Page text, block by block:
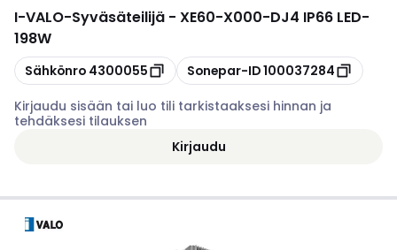
I-VALO-Syväsäteilijä - XE60-X000-DJ4 IP66 LED-
198W
Kopioi
Sähkönro 4300055 Kopioi
Sonepar-ID100037284
Kirjaudu sisään tai luo tili tarkistaaksesi hinnan ja
tehdäksesi tilauksen
Kirjaudu